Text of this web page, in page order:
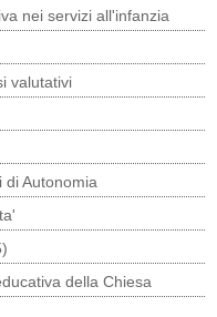
nei servizi all'infanzia
valutativi
di Autonomia
della Chiesa